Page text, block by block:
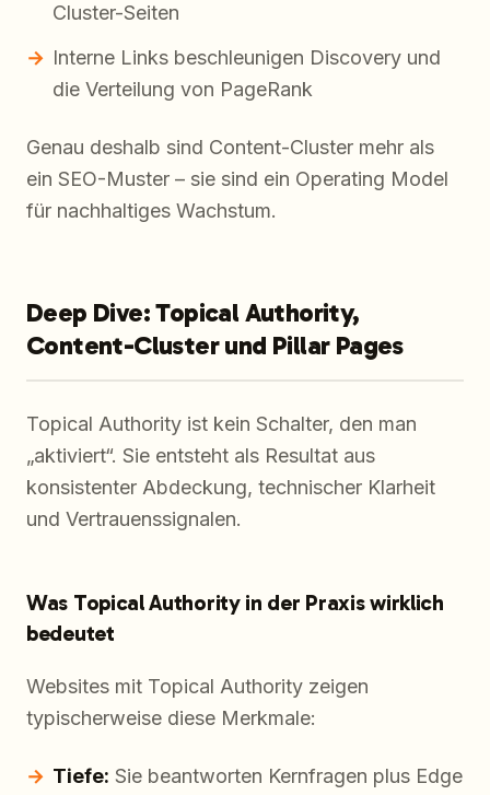
Cluster-Seiten
Interne Links beschleunigen Discovery und
die Verteilung von PageRank
Genau deshalb sind Content-Cluster mehr als
ein SEO-Muster – sie sind ein Operating Model
für nachhaltiges Wachstum.
Deep Dive: Topical Authority,
Content-Cluster und Pillar Pages
Topical Authority ist kein Schalter, den man
„aktiviert“. Sie entsteht als Resultat aus
konsistenter Abdeckung, technischer Klarheit
und Vertrauenssignalen.
Was Topical Authority in der Praxis wirklich
bedeutet
Websites mit Topical Authority zeigen
typischerweise diese Merkmale:
Tiefe: Sie beantworten Kernfragen plus Edge